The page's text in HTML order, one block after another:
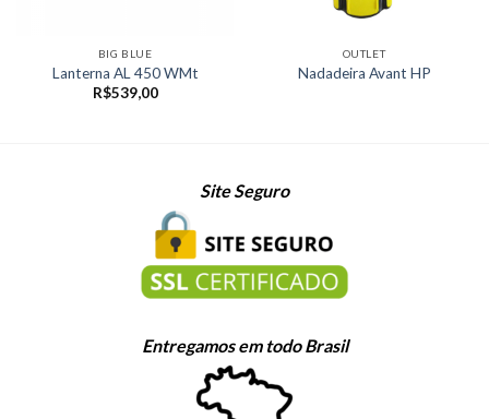
BIG BLUE
Lanterna AL 450 WMt
R$539,00
OUTLET
Nadadeira Avant HP
Site Seguro
Entregamos em todo Brasil